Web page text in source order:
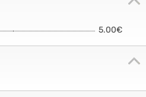
5.00€